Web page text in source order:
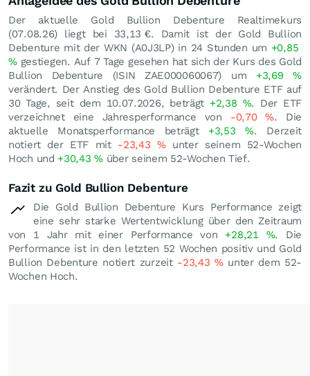
Der aktuelle Gold Bullion Debenture Realtimekurs
(07.08.26) liegt bei 33,13 €. Damit ist der Gold Bullion
Debenture mit der WKN (A0J3LP) in 24 Stunden um +0,85
%gestiegen. Auf 7 Tage gesehen hat sich der Kurs des Gold
Bullion Debenture (ISIN ZAE000060067) um +3,69%
verändert. Der Anstieg des Gold Bullion Debenture ETF auf
30 Tage, seit dem 10.07.2026, beträgt +2,38 %. Der ETF
verzeichnet eine Jahresperformance von -0,70%. Die
aktuelle Monatsperformance beträgt +3,53%. Derzeit
notiert der ETF mit -23,43 %unter seinem 52-Wochen
Hoch und +30,43%über seinem 52-Wochen Tief.
Fazit zu Gold Bullion Debenture
Die Gold Bullion Debenture Kurs Performance zeigt
eine sehr starke Wertentwicklung über den Zeitraum
von 1 Jahr mit einer Performance von +28,21 %. Die
Performance ist in den letzten 52 Wochen positiv und Gold
Bullion Debenture notiert zurzeit -23,43 %unter dem 52-
Wochen Hoch.